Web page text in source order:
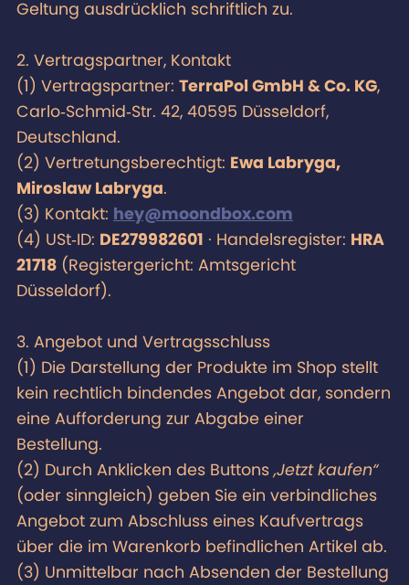
Geltung ausdrücklich schriftlich zu.
2. Vertragspartner, Kontakt
(1) Vertragspartner: TerraPol GmbH & Co. KG,
Carlo‑Schmid‑Str. 42, 40595 Düsseldorf,
Deutschland.
(2) Vertretungsberechtigt: Ewa Labryga,
Miroslaw Labryga.
(3) Kontakt: hey@moondbox.com
(4) USt‑ID: DE279982601 · Handelsregister: HRA
21718(Registergericht: Amtsgericht
Düsseldorf).
3. Angebot und Vertragsschluss
(1) Die Darstellung der Produkte im Shop stellt
kein rechtlich bindendes Angebot dar, sondern
eine Aufforderung zur Abgabe einer
Bestellung.
(2) Durch Anklicken des Buttons„Jetzt kaufen“
(oder sinngleich) geben Sie ein verbindliches
Angebot zum Abschluss eines Kaufvertrags
über die im Warenkorb befindlichen Artikel ab.
(3) Unmittelbar nach Absenden der Bestellung